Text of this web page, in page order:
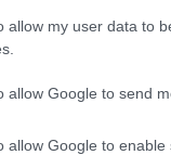
allow my user data to
allow Google to send
allow Google to
basket,
esempio,
perfetti per
leggeri e